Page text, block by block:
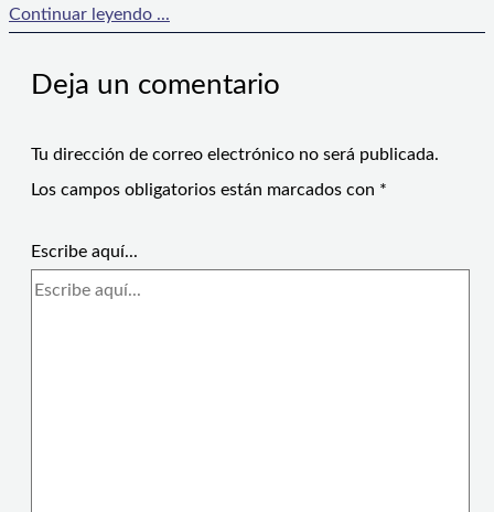
Continuar leyendo ...
Deja un comentario
Tu dirección de correo electrónico no será publicada.
Los campos obligatorios están marcados con *
Escribe aquí...